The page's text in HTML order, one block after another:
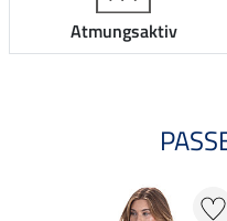
Atmungsaktiv